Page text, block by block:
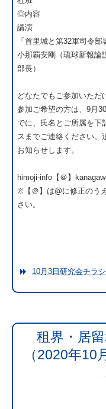
◎内容
講演
「首里城と第32軍司令部
小那覇安剛（琉球新報論
部長）
どなたでもご参加いただ
参加ご希望の方は、9月
でに、氏名とご所属を下
スまでご連絡ください。
お知らせします。
himoji-info【＠】
※【＠】は@に修正のう
さい。
10月3日研究会チラシ
租界・居
（2020年10